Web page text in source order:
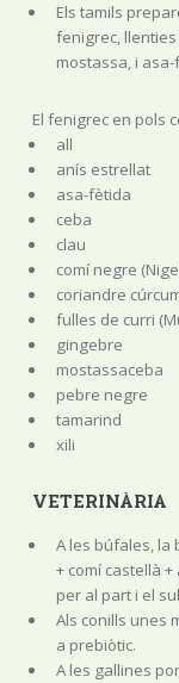
Els tamils
fenigrec,
mostassa, i
El fenigrec en pols
all
anís estrellat
asa-fètida
ceba
clau
comí negre
coriandre
fulles de curri
gingebre
mostassaceba
pebre negre
tamarind
xili
VETERINÀRIA
A les búfales, la
+ comí castellà
per al part i el
Als conills unes
a prebiòtic.
A les gallines